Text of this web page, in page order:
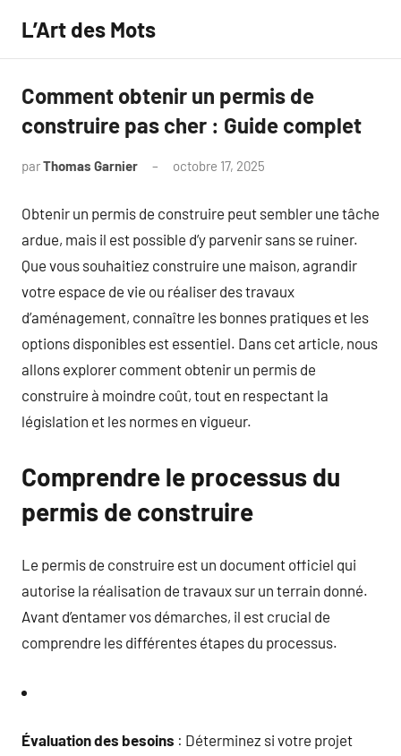
contenu
L’Art des Mots
Comment obtenir un permis de
construire pas cher : Guide complet
parThomas Garnier octobre 17, 2025
Obtenir un permis de construire peut sembler une tâche
ardue, mais il est possible d’y parvenir sans se ruiner.
Que vous souhaitiez construire une maison, agrandir
votre espace de vie ou réaliser des travaux
d’aménagement, connaître les bonnes pratiques et les
options disponibles est essentiel. Dans cet article, nous
allons explorer comment obtenir un permis de
construire à moindre coût, tout en respectant la
législation et les normes en vigueur.
Comprendre le processus du
permis de construire
Le permis de construire est un document officiel qui
autorise la réalisation de travaux sur un terrain donné.
Avant d’entamer vos démarches, il est crucial de
comprendre les différentes étapes du processus.
Évaluation des besoins : Déterminez si votre projet